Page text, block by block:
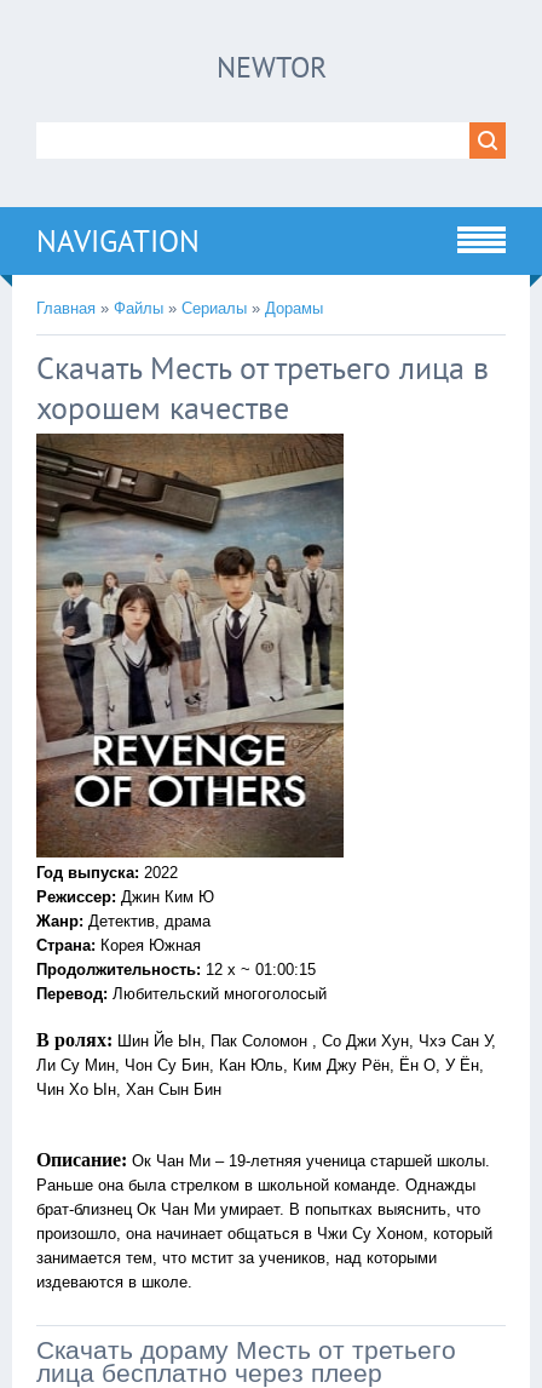
NEWTOR
NAVIGATION
Главная » Файлы » Сериалы » Дорамы
Скачать Месть от третьего лица в
хорошем качестве
Год выпуска: 2022
Режиссер: Джин Ким Ю
Жанр: Детектив, драма
Страна: Корея Южная
Продолжительность: 12 x ~ 01:00:15
Перевод: Любительский многоголосый
В ролях: Шин Йе Ын, Пак Соломон , Со Джи Хун, Чхэ Сан У,
Ли Су Мин, Чон Су Бин, Кан Юль, Ким Джу Рён, Ён О, У Ён,
Чин Хо Ын, Хан Сын Бин
Описание: Ок Чан Ми – 19-летняя ученица старшей школы.
Раньше она была стрелком в школьной команде. Однажды
брат-близнец Ок Чан Ми умирает. В попытках выяснить, что
произошло, она начинает общаться в Чжи Су Хоном, который
занимается тем, что мстит за учеников, над которыми
издеваются в школе.
Скачать дораму Месть от третьего
лица бесплатно через плеер
!!!Если Вы с телефона сперва нажмите на